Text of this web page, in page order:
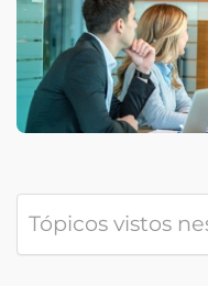
Tópicos vistos